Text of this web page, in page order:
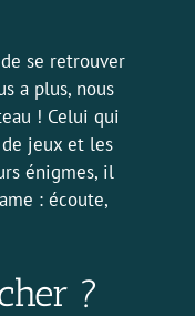
se retrouver
a plus, nous
! Celui qui
de jeux et les
énigmes, il
: écoute,
?